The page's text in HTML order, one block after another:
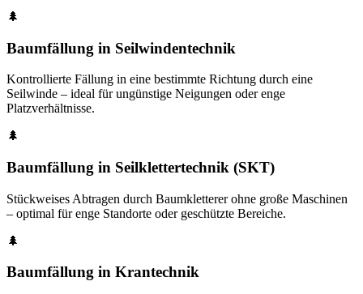
🌲
Baumfällung in Seilwindentechnik
Kontrollierte Fällung in eine bestimmte Richtung durch eine
Seilwinde – ideal für ungünstige Neigungen oder enge
Platzverhältnisse.
🌲
Baumfällung in Seilklettertechnik (SKT)
Stückweises Abtragen durch Baumkletterer ohne große Maschinen
– optimal für enge Standorte oder geschützte Bereiche.
🌲
Baumfällung in Krantechnik